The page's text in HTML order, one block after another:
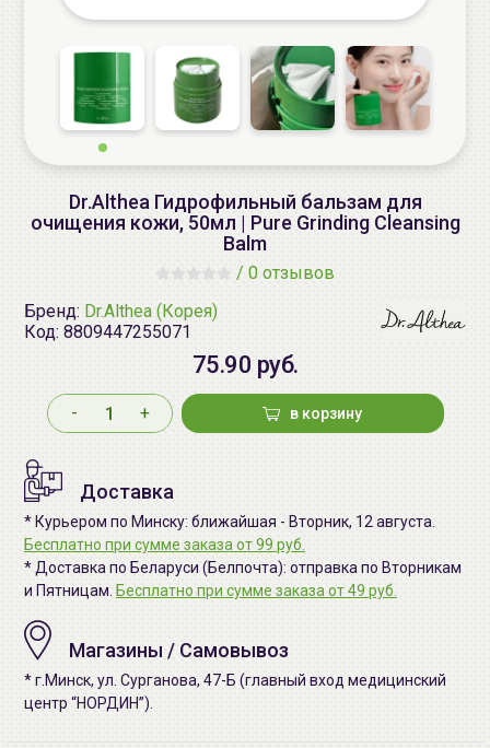
Dr.Althea Гидрофильный бальзам для
очищения кожи, 50мл | Pure Grinding Cleansing
Balm
/ 0 отзывов
Бренд: Dr.Althea (Корея)
Код: 8809447255071
75.90 руб.
- + в корзину
Доставка
* Курьером по Минску: ближайшая - Вторник, 12 августа.
Бесплатно при сумме заказа от 99 руб.
* Доставка по Беларуси (Белпочта): отправка по Вторникам
и Пятницам. Бесплатно при сумме заказа от 49 руб.
Магазины / Самовывоз
* г.Минск, ул. Сурганова, 47-Б (главный вход медицинский
центр “НОРДИН”).